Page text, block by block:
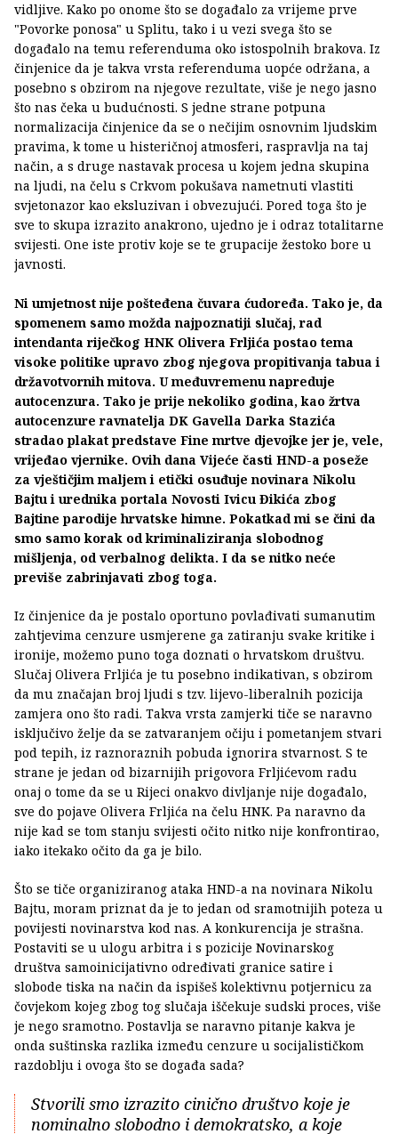
vidljive. Kako po onome što se događalo za vrijeme prve
"Povorke ponosa" u Splitu, tako i u vezi svega što se
događalo na temu referenduma oko istospolnih brakova. Iz
činjenice da je takva vrsta referenduma uopće održana, a
posebno s obzirom na njegove rezultate, više je nego jasno
što nas čeka u budućnosti. S jedne strane potpuna
normalizacija činjenice da se o nečijim osnovnim ljudskim
pravima, k tome u histeričnoj atmosferi, raspravlja na taj
način, a s druge nastavak procesa u kojem jedna skupina
na ljudi, na čelu s Crkvom pokušava nametnuti vlastiti
svjetonazor kao eksluzivan i obvezujući. Pored toga što je
sve to skupa izrazito anakrono, ujedno je i odraz totalitarne
svijesti. One iste protiv koje se te grupacije žestoko bore u
javnosti.
Ni umjetnost nije pošteđena čuvara ćudoređa. Tako je, da
spomenem samo možda najpoznatiji slučaj, rad
intendanta riječkog HNK Olivera Frljića postao tema
visoke politike upravo zbog njegova propitivanja tabua i
državotvornih mitova. U međuvremenu napreduje
autocenzura. Tako je prije nekoliko godina, kao žrtva
autocenzure ravnatelja DK Gavella Darka Stazića
stradao plakat predstave Fine mrtve djevojke jer je, vele,
vrijeđao vjernike. Ovih dana Vijeće časti HND-a poseže
za vještičjim maljem i etički osuđuje novinara Nikolu
Bajtu i urednika portala Novosti Ivicu Đikića zbog
Bajtine parodije hrvatske himne. Pokatkad mi se čini da
smo samo korak od kriminaliziranja slobodnog
mišljenja, od verbalnog delikta. I da se nitko neće
previše zabrinjavati zbog toga.
Iz činjenice da je postalo oportuno povlađivati sumanutim
zahtjevima cenzure usmjerene ga zatiranju svake kritike i
ironije, možemo puno toga doznati o hrvatskom društvu.
Slučaj Olivera Frljića je tu posebno indikativan, s obzirom
da mu značajan broj ljudi s tzv. lijevo-liberalnih pozicija
zamjera ono što radi. Takva vrsta zamjerki tiče se naravno
isključivo želje da se zatvaranjem očiju i pometanjem stvari
pod tepih, iz raznoraznih pobuda ignorira stvarnost. S te
strane je jedan od bizarnijih prigovora Frljićevom radu
onaj o tome da se u Rijeci onakvo divljanje nije događalo,
sve do pojave Olivera Frljića na čelu HNK. Pa naravno da
nije kad se tom stanju svijesti očito nitko nije konfrontirao,
iako itekako očito da ga je bilo.
Što se tiče organiziranog ataka HND-a na novinara Nikolu
Bajtu, moram priznat da je to jedan od sramotnijih poteza u
povijesti novinarstva kod nas. A konkurencija je strašna.
Postaviti se u ulogu arbitra i s pozicije Novinarskog
društva samoinicijativno određivati granice satire i
slobode tiska na način da ispišeš kolektivnu potjernicu za
čovjekom kojeg zbog tog slučaja iščekuje sudski proces, više
je nego sramotno. Postavlja se naravno pitanje kakva je
onda suštinska razlika između cenzure u socijalističkom
razdoblju i ovoga što se događa sada?
Stvorili smo izrazito cinično društvo koje je
nominalno slobodno i demokratsko, a koje